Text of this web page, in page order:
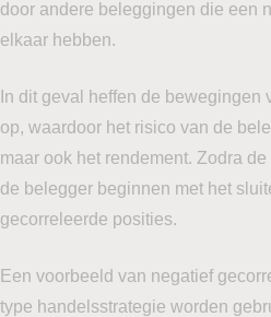
door andere beleggingen die een
elkaar hebben.
In dit geval heffen de bewegingen
op, waardoor het risico van de
maar ook het rendement. Zodra
de belegger beginnen met het
gecorreleerde posities.
Een voorbeeld van negatief
type handelsstrategie worden